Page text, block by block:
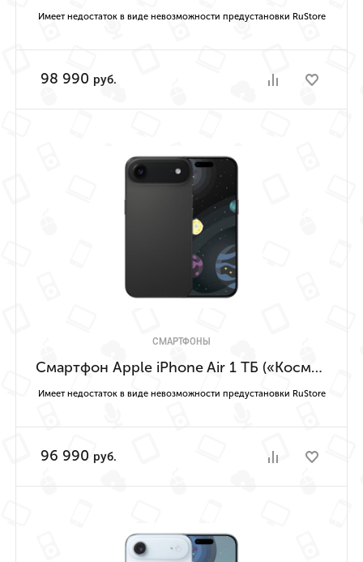
Имеет недостаток в виде невозможности предустановки RuStore
98 990 руб.
СМАРТФОНЫ
Смартфон Apple iPhone Air 1 ТБ («Космический чёрный» | Space Black) Имеет недостаток в виде невозможности предустановки RuStore
Имеет недостаток в виде невозможности предустановки RuStore
96 990 руб.